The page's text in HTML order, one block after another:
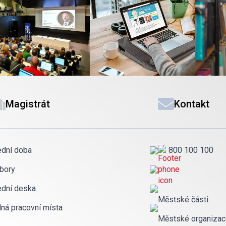
Magistrát
doba
deska
pracovní místa
Kontakt
800 100 100
Městské části
Městské